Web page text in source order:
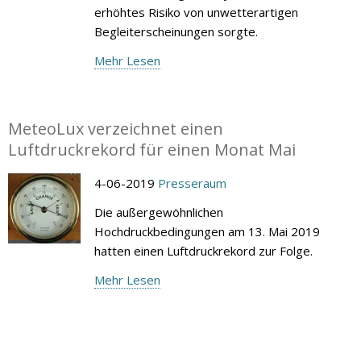
erhöhtes Risiko von unwetterartigen
Begleiterscheinungen sorgte.
Mehr Lesen
MeteoLux verzeichnet einen
Luftdruckrekord für einen Monat Mai
4-06-2019 Presseraum
Die außergewöhnlichen
Hochdruckbedingungen am 13. Mai 2019
hatten einen Luftdruckrekord zur Folge.
Mehr Lesen